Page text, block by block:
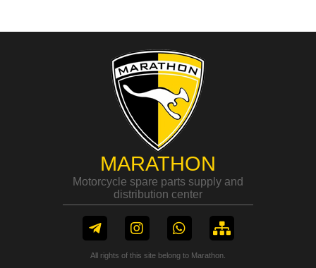
MARATHON
Motorcycle spare parts supply and
distribution center
All rights of this site belong to Marathon.